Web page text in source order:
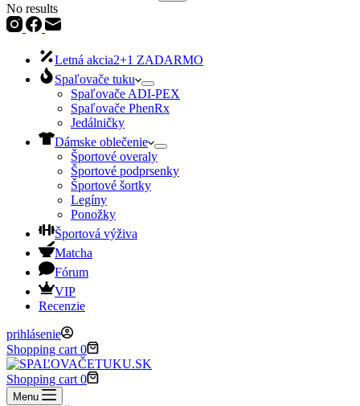
No results
Letná akcia2+1 ZADARMO
Spaľovače tuku
Spaľovače ADI-PEX
Spaľovače PhenRx
Jedálničky
Dámske oblečenie
Športové overaly
Športové podprsenky
Športové šortky
Legíny
Ponožky
Športová výživa
Matcha
Fórum
VIP
Recenzie
prihlásenie
Shopping cart 0
Shopping cart 0
Menu